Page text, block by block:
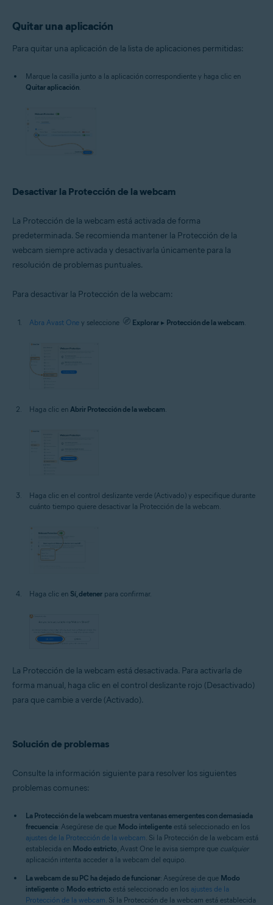
Quitar una aplicación
Para quitar una aplicación de la lista de aplicaciones permitidas:
Marque la casilla junto a la aplicación correspondiente y haga clic en
Quitar aplicación.
Desactivar la Protección de la webcam
La Protección de la webcam está activada de forma
predeterminada. Se recomienda mantener la Protección de la
webcam siempre activada y desactivarla únicamente para la
resolución de problemas puntuales.
Para desactivar la Protección de la webcam:
Abra Avast One y seleccione Explorar ▸ Protección de la webcam
Haga clic en Abrir Protección de la webcam
Haga clic en el control deslizante verde (Activado) y especifique durante
cuánto tiempo quiere desactivar la Protección de la webcam.
Haga clic en Sí, detener para confirmar.
La Protección de la webcam está desactivada. Para activarla de
forma manual, haga clic en el control deslizante rojo (Desactivado)
para que cambie a verde (Activado).
Solución de problemas
Consulte la información siguiente para resolver los siguientes
problemas comunes:
La Protección de la webcam muestra ventanas emergentes con demasiada
frecuencia: Asegúrese de que Modo inteligente está seleccionado en los
ajustes de la Protección de la webcam . Si la Protección de la webcam está
establecida en Modo estricto , Avast One le avisa siempre que cualquier
aplicación intenta acceder a la webcam del equipo.
La webcam de su PC ha dejado de funcionar: Asegúrese de que Modo
inteligente o Modo estricto está seleccionado en los ajustes de la
Protección de la webcam . Si la Protección de la webcam está establecida